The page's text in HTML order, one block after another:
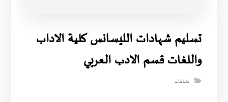
تسليم شهادات الليسانس كلية الاداب
واللغات قسم الادب العربي
نشاطات